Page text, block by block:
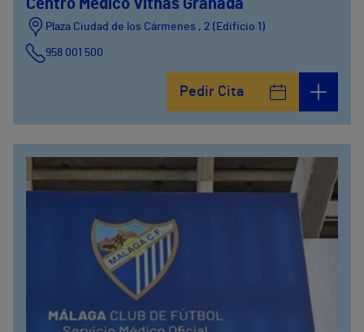
Centro Médico Vithas Granada
Plaza Ciudad de los Cármenes , 2 (Edificio 1)
958 001 500
Pedir Cita